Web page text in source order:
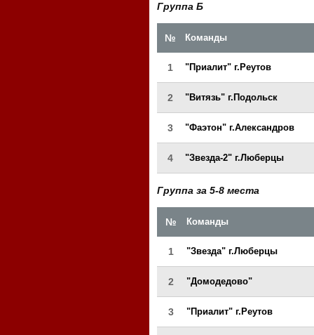
Группа Б
№ Команды
1 "Приалит" г.Реутов
2 "Витязь" г.Подольск
3 "Фаэтон" г.Александров
4 "Звезда-2" г.Люберцы
Группа за 5-8 места
№ Команды
1 "Звезда" г.Люберцы
2 "Домодедово"
3 "Приалит" г.Реутов